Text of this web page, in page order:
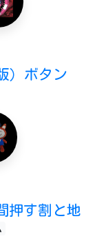
）ボタン
押す割と地